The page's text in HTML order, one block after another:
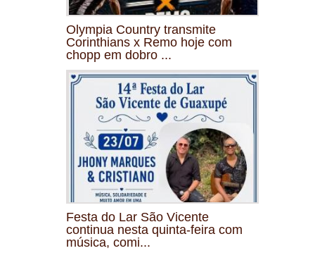
Olympia Country transmite
Corinthians x Remo hoje com
chopp em dobro ...
Festa do Lar São Vicente
continua nesta quinta-feira com
música, comi...